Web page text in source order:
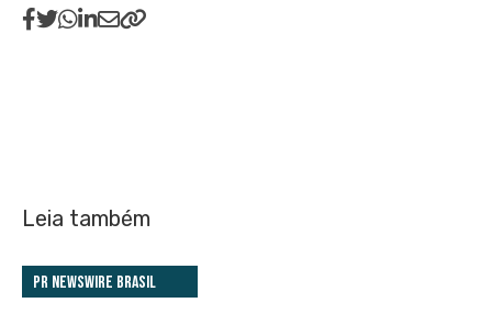
Leia também
PR Newswire Brasil